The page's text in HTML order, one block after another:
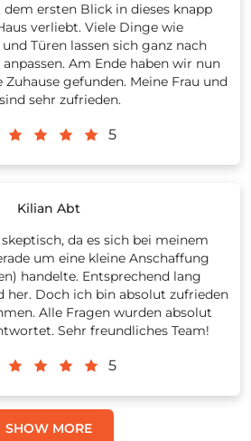
ersten Blick in dieses knapp
verliebt. Viele Dinge wie
Türen lassen sich ganz nach
Am Ende haben wir nun
Zuhause gefunden. Meine Frau und
sehr zufrieden.
5
Kilian Abt
da es sich bei meinem
um eine kleine Anschaffung
handelte. Entsprechend lang
her. Doch ich bin absolut zufrieden
Alle Fragen wurden absolut
Sehr freundliches Team!
5
SHOW MORE